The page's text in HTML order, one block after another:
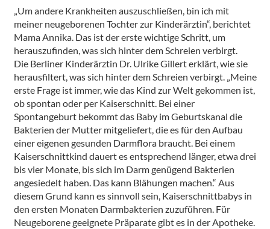
„Um andere Krankheiten auszuschließen, bin ich mit
meiner neugeborenen Tochter zur Kinderärztin“, berichtet
Mama Annika. Das ist der erste wichtige Schritt, um
herauszufinden, was sich hinter dem Schreien verbirgt.
Die Berliner Kinderärztin Dr. Ulrike Gillert erklärt, wie sie
herausfiltert, was sich hinter dem Schreien verbirgt. „Meine
erste Frage ist immer, wie das Kind zur Welt gekommen ist,
ob spontan oder per Kaiserschnitt. Bei einer
Spontangeburt bekommt das Baby im Geburtskanal die
Bakterien der Mutter mitgeliefert, die es für den Aufbau
einer eigenen gesunden Darmflora braucht. Bei einem
Kaiserschnittkind dauert es entsprechend länger, etwa drei
bis vier Monate, bis sich im Darm genügend Bakterien
angesiedelt haben. Das kann Blähungen machen.“ Aus
diesem Grund kann es sinnvoll sein, Kaiserschnittbabys in
den ersten Monaten Darmbakterien zuzuführen. Für
Neugeborene geeignete Präparate gibt es in der Apotheke.